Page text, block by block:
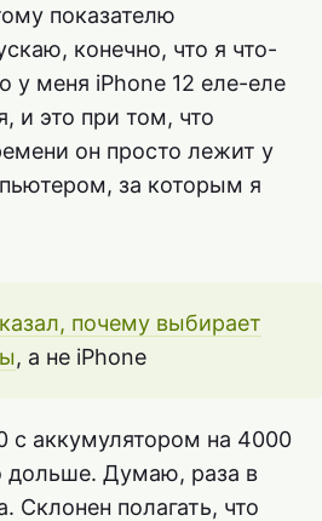
показателю
конечно, что я что-
у меня iPhone 12 еле-еле
и это при том, что
он просто лежит у
за которым я
почему выбирает
, а не iPhone
с аккумулятором на 4000
дольше. Думаю, раза в
Склонен полагать, что